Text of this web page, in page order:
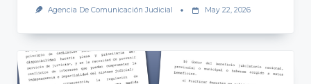
Agencia De Comunicación Judicial May 22, 2026